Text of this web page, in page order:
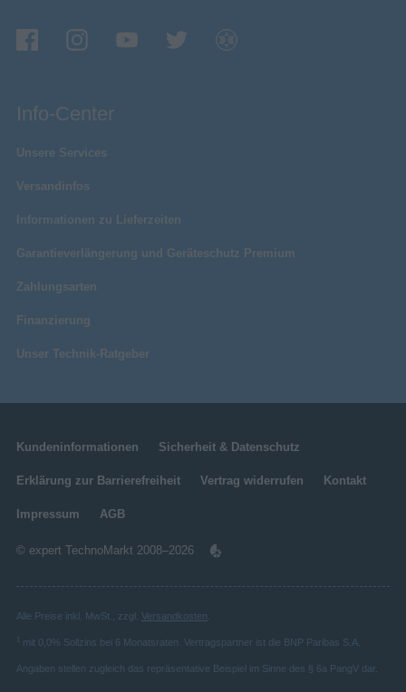
Info-Center
Unsere Services
Versandinfos
Informationen zu Lieferzeiten
Garantieverlängerung und Geräteschutz Premium
Zahlungsarten
Finanzierung
Unser Technik-Ratgeber
Kundeninformationen Sicherheit & Datenschutz
Erklärung zur Barrierefreiheit Vertrag widerrufen Kontakt
Impressum AGB
© expert TechnoMarkt 2008–2026
Alle Preise inkl. MwSt., zzgl. Versandkosten
mit 0,0% Sollzins bei 6 Monatsraten. Vertragspartner ist die BNP Paribas S.A.
Angaben stellen zugleich das repräsentative Beispiel im Sinne des § 6a PangV dar.